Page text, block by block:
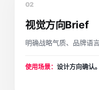
02
视觉方向Brief
明确战略气质、品牌语
使用场景： 设计方向确认。